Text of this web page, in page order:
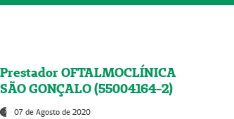
Prestador OFTALMOCLÍNICA
SÃO GONÇALO (55004164-2)
07 de Agosto de 2020